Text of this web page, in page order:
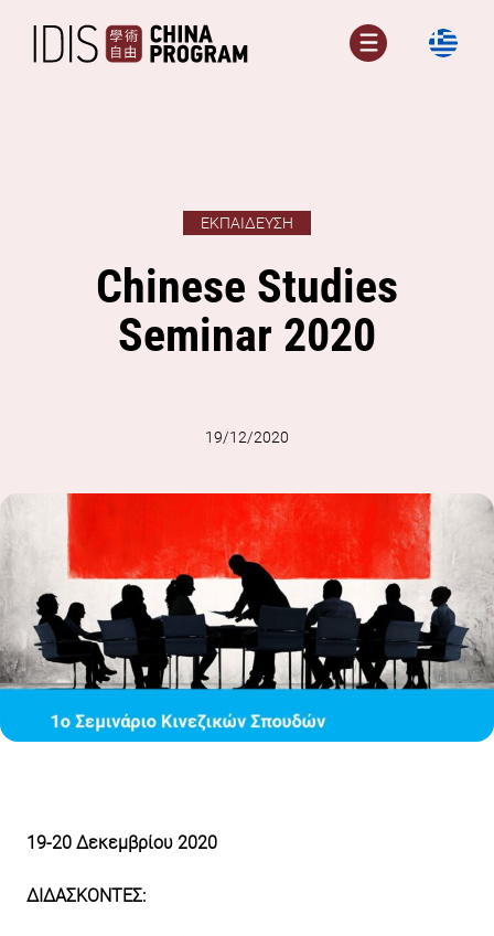
περιεχόμενο
Μενού
ΕΚΠΑΊΔΕΥΣΗ
Chinese Studies
Seminar 2020
19/12/2020
19-20 Δεκεμβρίου 2020
ΔΙΔΑΣΚΟΝΤΕΣ: